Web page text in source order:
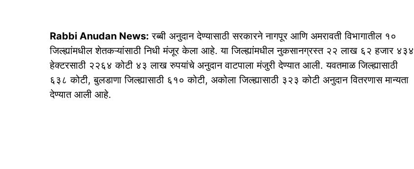
Rabbi Anudan News: रब्बी अनुदान देण्यासाठी सरकारने नागपूर आणि अमरावती विभागातील १०
जिल्ह्यांमधील शेतकऱ्यांसाठी निधी मंजूर केला आहे. या जिल्ह्यांमधील नुकसानग्रस्त २२ लाख ६२ हजार ४३४
हेक्टरसाठी २२६४ कोटी ४३ लाख रुपयांचे अनुदान वाटपाला मंजुरी देण्यात आली. यवतमाळ जिल्ह्यासाठी
६३८ कोटी, बुलडाणा जिल्ह्यासाठी ६१० कोटी, अकोला जिल्ह्यासाठी ३२३ कोटी अनुदान वितरणास मान्यता
देण्यात आली आहे.